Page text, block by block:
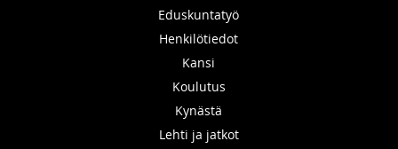
Eduskuntatyö
Henkilötiedot
Kansi
Koulutus
Kynästä
Lehti ja jatkot